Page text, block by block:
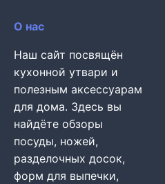
О нас
Наш сайт посвящён
кухонной утвари и
полезным аксессуарам
для дома. Здесь вы
найдёте обзоры
посуды, ножей,
разделочных досок,
форм для выпечки,